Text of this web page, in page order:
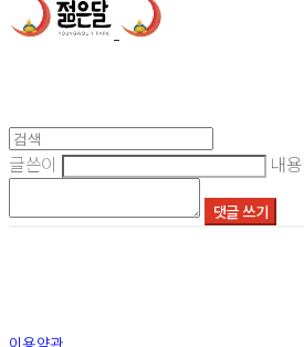
글쓴이 내용
댓글 쓰기